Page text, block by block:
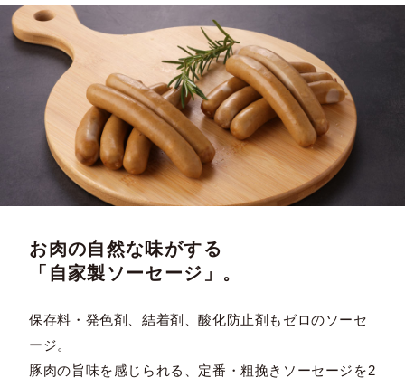
お肉の自然な味がする
「自家製ソーセージ」。
保存料・発色剤、結着剤、酸化防止剤もゼロのソーセ
ージ。
豚肉の旨味を感じられる、定番・粗挽きソーセージを2